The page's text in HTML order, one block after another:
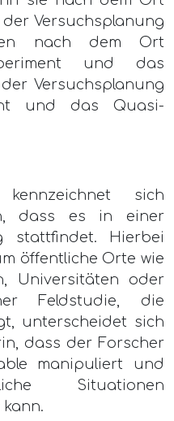
Versuchsplanung
nach dem Ort
und das
Versuchsplanung
und das Quasi-
sich
dass es in einer
stattfindet. Hierbei
öffentliche Orte wie
Universitäten oder
Feldstudie, die
unterscheidet sich
dass der Forscher
manipuliert und
Situationen